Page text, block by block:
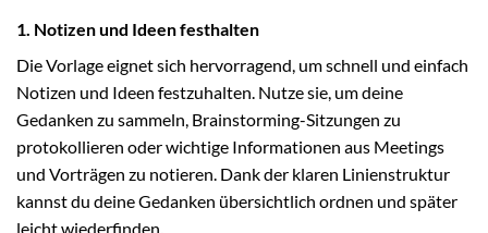
1. Notizen und Ideen festhalten
Die Vorlage eignet sich hervorragend, um schnell und einfach
Notizen und Ideen festzuhalten. Nutze sie, um deine
Gedanken zu sammeln, Brainstorming-Sitzungen zu
protokollieren oder wichtige Informationen aus Meetings
und Vorträgen zu notieren. Dank der klaren Linienstruktur
kannst du deine Gedanken übersichtlich ordnen und später
leicht wiederfinden.